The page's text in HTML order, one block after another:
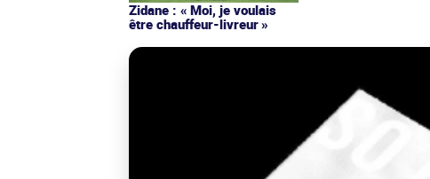
Zidane : « Moi, je voulais
être chauffeur-livreur »